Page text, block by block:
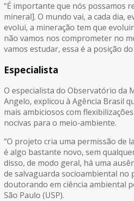
“É importante que nós possamos
mineral]. O mundo vai, a cada dia,
evolui, a mineração tem que
não vamos nos comprometer no
vamos estudar, essa é a posição
Especialista
O especialista do Observatório da
Angelo, explicou à Agência Brasil
mais ambiciosos com
nocivas para o meio-ambiente.
“O projeto cria uma permissão de
é algo bastante novo, sem
disso, de modo geral, há uma
de salvaguarda socioambiental no
doutorando em ciência ambiental
São Paulo (USP).